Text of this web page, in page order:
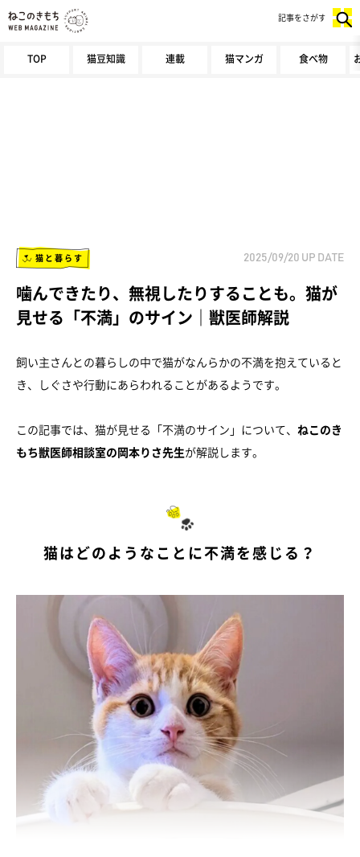
TOP 猫豆知識 連載 猫マンガ 食べ物
記事をさがす
猫と暮らす 2025/09/20 UP DATE
噛んできたり、無視したりすることも。猫が
見せる「不満」のサイン｜獣医師解説
飼い主さんとの暮らしの中で猫がなんらかの不満を抱えていると
き、しぐさや行動にあらわれることがあるようです。
この記事では、猫が見せる「不満のサイン」について、 ねこのき
もち獣医師相談室の岡本りさ先生が解説します。
猫はどのようなことに不満を感じる？